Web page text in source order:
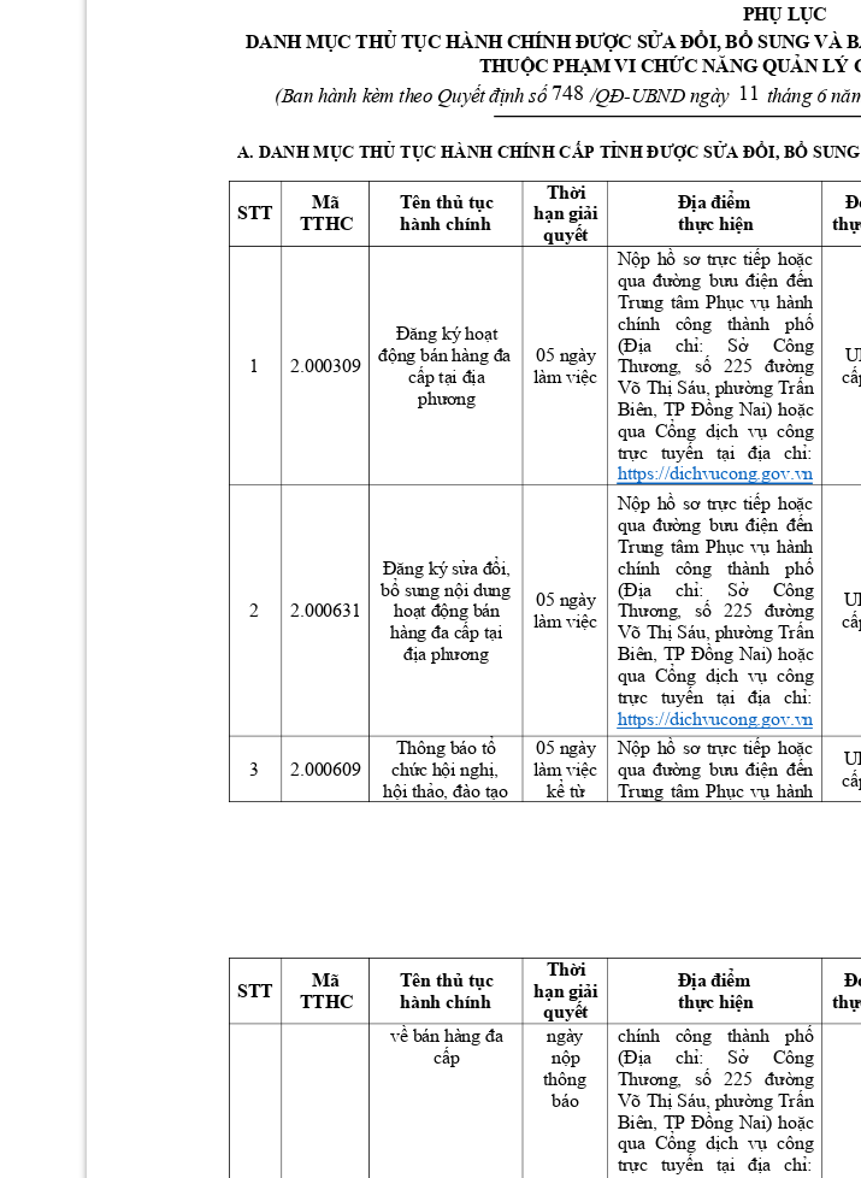
PHỤ LỤC
DANH MỤC THỦ TỤC HÀNH CHÍNH ĐƯỢC SỬA ĐỔI, BỔ SUNG VÀ
THUỘC PHẠM VI CHỨC NĂNG QUẢN LÝ
(Ban hành kèm theo Quyết định số /QĐ-UBND ngày
  t
háng 6nă
A. DANH MỤC THỦ TỤC HÀNH CHÍNH CẤP TỈNH ĐƯỢC SỬA ĐỔI, BỔ SUNG
STT
Mã
TTHC
Tên thủ tục
hành chính
Thời
hạn giải
quyết
Địa điểm
thực hiện thự
1 2.000309
Đăng ký hoạt
động bán hàng đa
cấp tại địa
phương
05 ngày
làm việc
Nộp hồ sơ trực tiếp hoặc
qua đường bưu điện đến
Trung tâm Phục vụ hành
chính
công thành phố
(Địa chỉ: Sở
Công
Thương, số 225 đường
Võ Thị Sáu, phường Trấn
Biên, TP Đồng Nai) hoặc
qua Cổng dịch vụ công
trực tuyến tại địa chỉ:
https://dichvucong.gov.vn
cấ
2 2.000631
Đăng ký sửa đổi,
bổ sung nội dung
hoạt động bán
hàng đa cấp tại
địa phương
05 ngày
làm việc
Nộp hồ sơ trực tiếp hoặc
qua đường bưu điện đến
Trung tâm Phục vụ hành
chính
công thành phố
(Địa chỉ: Sở
Công
Thương, số 225 đường
Võ Thị Sáu, phường Trấn
Biên, TP Đồng Nai) hoặc
qua Cổng dịch vụ công
trực tuyến tại địa chỉ:
https://dichvucong.gov.vn
cấ
3 2.000609
Thông báo tổ
chức hội nghị
hội thảo, đào tạo
05 ngày
làm việc
kể từ
Nộp hồ sơ trực tiếp hoặc
qua đường bưu điện đến
Trung tâm Phục vụ hành
cấ
748 11
STT
Mã
TTHC
Tên thủ tục
hành chính
Thời
hạn giải
quyết
Địa điểm
thực hiện thự
về bán hàng đa
cấp
ngày
nộp
thông
báo
chính công thành phố
(Địa chỉ: Sở
Công
Thương, số 225 đường
Võ Thị Sáu, phường Trấn
Biên, TP Đồng Nai) hoặc
qua Cổng dịch vụ công
trực tuyến tại địa chỉ: